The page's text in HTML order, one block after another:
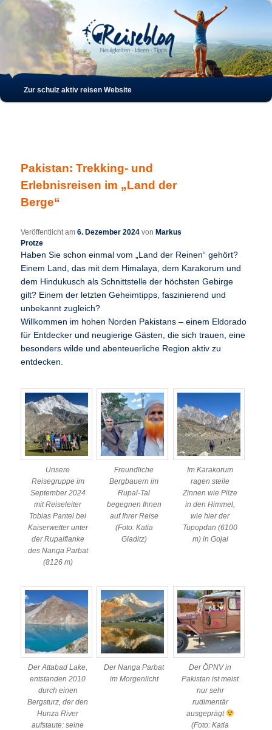
Hauptmenü
Zum
Zum
wechseln
Zur schulz aktiv reisen Website
Pakistan: Trekking- und
Erlebnisreisen im „Land der
Berge“
Veröffentlicht am6. Dezember 2024 vonMarkus
Protze
Haben Sie schon einmal vom „Land der Reinen“ gehört?
Einem Land, das mit dem Himalaya, dem Karakorum und
dem Hindukusch als Schnittstelle der höchsten Gebirge
gilt? Einem der letzten Geheimtipps, faszinierend und
unbekannt zugleich?
Willkommen im hohen Norden Pakistans – einem Eldorado
für Entdecker und neugierige Gästen, die sich trauen, eine
besonders wilde und abenteuerliche Region aktiv zu
entdecken.
Unsere
Reisegruppe im
September 2024
mit Reiseleiter
Tobias Pantel bei
Kaiserwetter unter
der Rupalflanke
des Nanga Parbat
(8126 m)
Freundliche
Bergbauern im
Rupal-Tal
begegnen Ihnen
auf Ihrer Reise
(Foto: Katia
Gladitz)
Im Karakorum
ragen steile
Zinnen wie Pilze
in den Himmel,
wie hier der
Tupopdan (6100
m) in Gojal
Der Attabad Lake,
entstanden 2010
durch einen
Bergsturz, der den
Hunza River
aufstaute: seine
Der Nanga Parbat
im Morgenlicht
Der ÖPNV in
Pakistan ist meist
nur sehr
rudimentär
ausgeprägt
(Foto: Katia